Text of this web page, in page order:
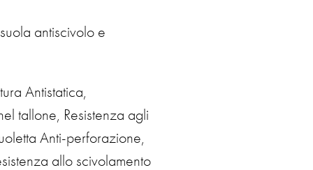
antiscivolo e
Antistatica,
tallone, Resistenza agli
Anti-perforazione,
allo scivolamento